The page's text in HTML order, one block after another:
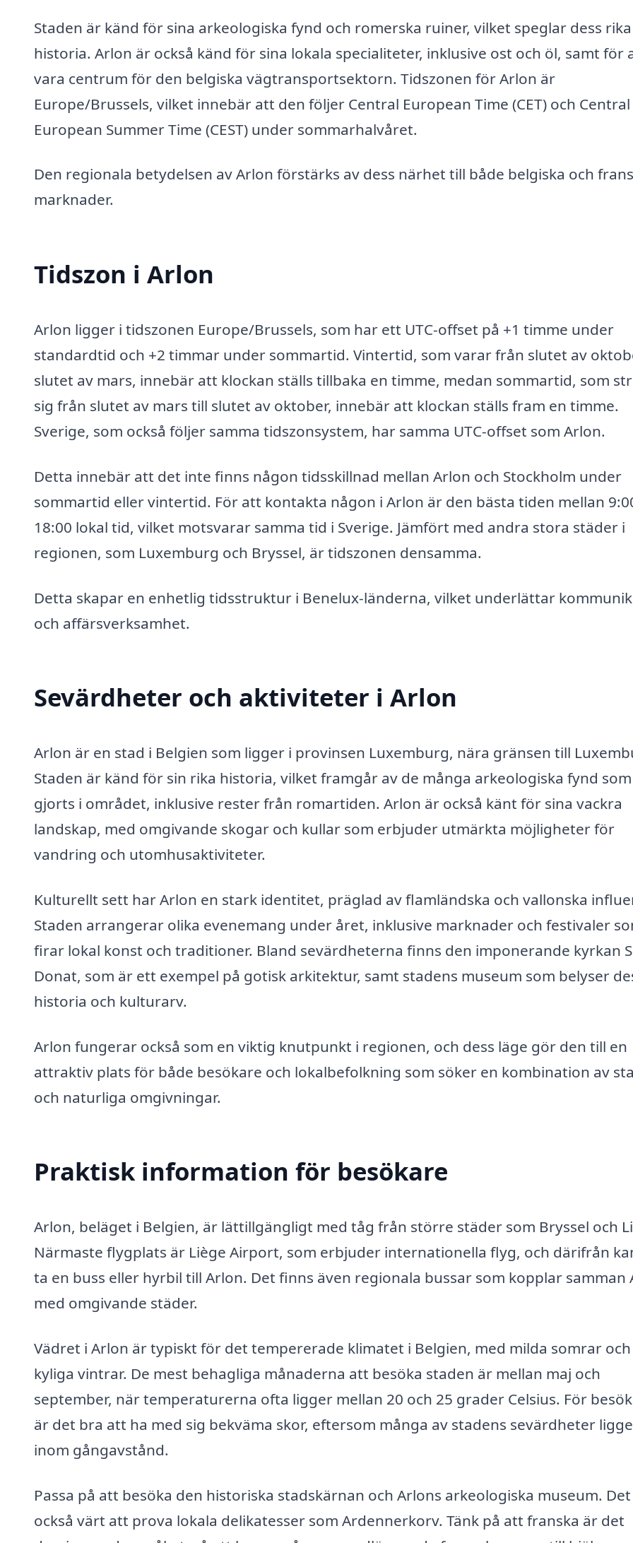
Staden är känd för sina arkeologiska fynd och romerska ruiner, vilket speglar dess rika
historia. Arlon är också känd för sina lokala specialiteter, inklusive ost och öl, samt för
vara centrum för den belgiska vägtransportsektorn. Tidszonen för Arlon är
Europe/Brussels, vilket innebär att den följer Central European Time (CET) och Central
European Summer Time (CEST) under sommarhalvåret.
Den regionala betydelsen av Arlon förstärks av dess närhet till både belgiska och
marknader.
Tidszon i Arlon
Arlon ligger i tidszonen Europe/Brussels, som har ett UTC-offset på +1 timme under
standardtid och +2 timmar under sommartid. Vintertid, som varar från slutet av
slutet av mars, innebär att klockan ställs tillbaka en timme, medan sommartid, som
sig från slutet av mars till slutet av oktober, innebär att klockan ställs fram en timme.
Sverige, som också följer samma tidszonsystem, har samma UTC-offset som Arlon.
Detta innebär att det inte finns någon tidsskillnad mellan Arlon och Stockholm under
sommartid eller vintertid. För att kontakta någon i Arlon är den bästa tiden mellan
18:00 lokal tid, vilket motsvarar samma tid i Sverige. Jämfört med andra stora städer i
regionen, som Luxemburg och Bryssel, är tidszonen densamma.
Detta skapar en enhetlig tidsstruktur i Benelux-länderna, vilket underlättar
och affärsverksamhet.
Sevärdheter och aktiviteter i Arlon
Arlon är en stad i Belgien som ligger i provinsen Luxemburg, nära gränsen till
Staden är känd för sin rika historia, vilket framgår av de många arkeologiska fynd
gjorts i området, inklusive rester från romartiden. Arlon är också känt för sina vackra
landskap, med omgivande skogar och kullar som erbjuder utmärkta möjligheter för
vandring och utomhusaktiviteter.
Kulturellt sett har Arlon en stark identitet, präglad av flamländska och vallonska
Staden arrangerar olika evenemang under året, inklusive marknader och festivaler
firar lokal konst och traditioner. Bland sevärdheterna finns den imponerande kyrkan
Donat, som är ett exempel på gotisk arkitektur, samt stadens museum som belyser
historia och kulturarv.
Arlon fungerar också som en viktig knutpunkt i regionen, och dess läge gör den till en
attraktiv plats för både besökare och lokalbefolkning som söker en kombination av
och naturliga omgivningar.
Praktisk information för besökare
Arlon, beläget i Belgien, är lättillgängligt med tåg från större städer som Bryssel och
Närmaste flygplats är Liège Airport, som erbjuder internationella flyg, och därifrån
ta en buss eller hyrbil till Arlon. Det finns även regionala bussar som kopplar samman
med omgivande städer.
Vädret i Arlon är typiskt för det tempererade klimatet i Belgien, med milda somrar och
kyliga vintrar. De mest behagliga månaderna att besöka staden är mellan maj och
september, när temperaturerna ofta ligger mellan 20 och 25 grader Celsius. För
är det bra att ha med sig bekväma skor, eftersom många av stadens sevärdheter
inom gångavstånd.
Passa på att besöka den historiska stadskärnan och Arlons arkeologiska museum.
också värt att prova lokala delikatesser som Ardennerkorv. Tänk på att franska är det